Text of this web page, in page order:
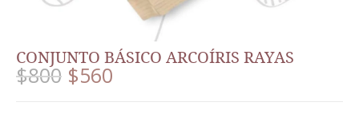
CONJUNTO BÁSICO ARCOÍRIS RAYAS
$800 $560